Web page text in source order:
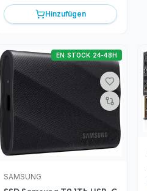
Hinzufügen
SAMSUNG
EN STOCK 24-48H